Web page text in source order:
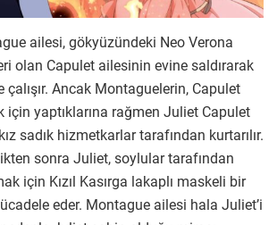
ailesi, gökyüzündeki Neo Verona
olan Capulet ailesinin evine saldırarak
çalışır. Ancak Montaguelerin, Capulet
için yaptıklarına rağmen Juliet Capulet
sadık hizmetkarlar tarafından kurtarılır.
sonra Juliet, soylular tarafından
için Kızıl Kasırga lakaplı maskeli bir
eder. Montague ailesi hala Juliet’i